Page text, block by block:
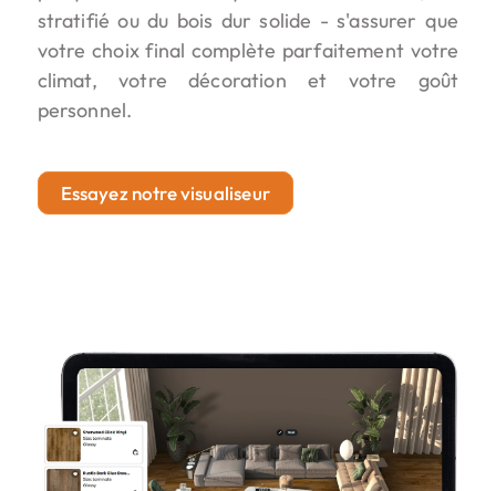
stratifié ou du bois dur solide - s'assurer que
votre choix final complète parfaitement votre
climat, votre décoration et votre goût
personnel.
Essayez notre visualiseur